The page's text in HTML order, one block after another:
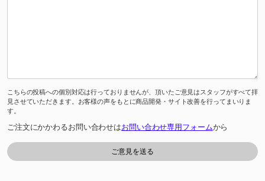
こちらの投稿への個別対応は行っておりませんが、頂いたご意見はスタッフがすべて拝
見させていただきます。お客様の声をもとに商品開発・サイト改善を行ってまいりま
す。
ご注文にかかわるお問い合わせはお問い合わせ専用フォームから